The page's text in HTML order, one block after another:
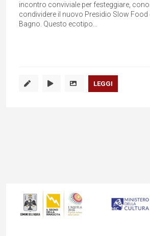
incontro conviviale per festeggiare,
condividere il nuovo Presidio Slow Food
Bagno. Questo ecotipo...
LEGGI